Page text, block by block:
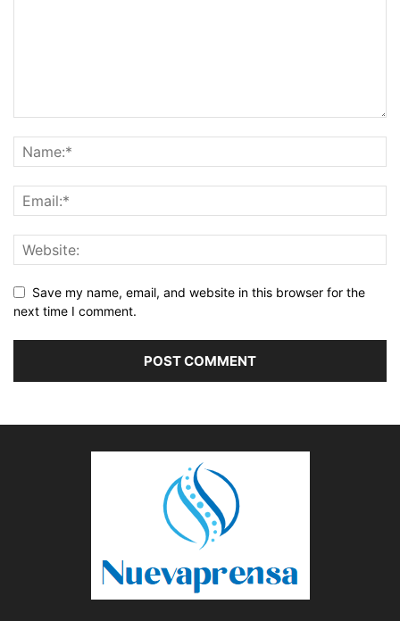
Save my name, email, and website in this browser for the
next time I comment.